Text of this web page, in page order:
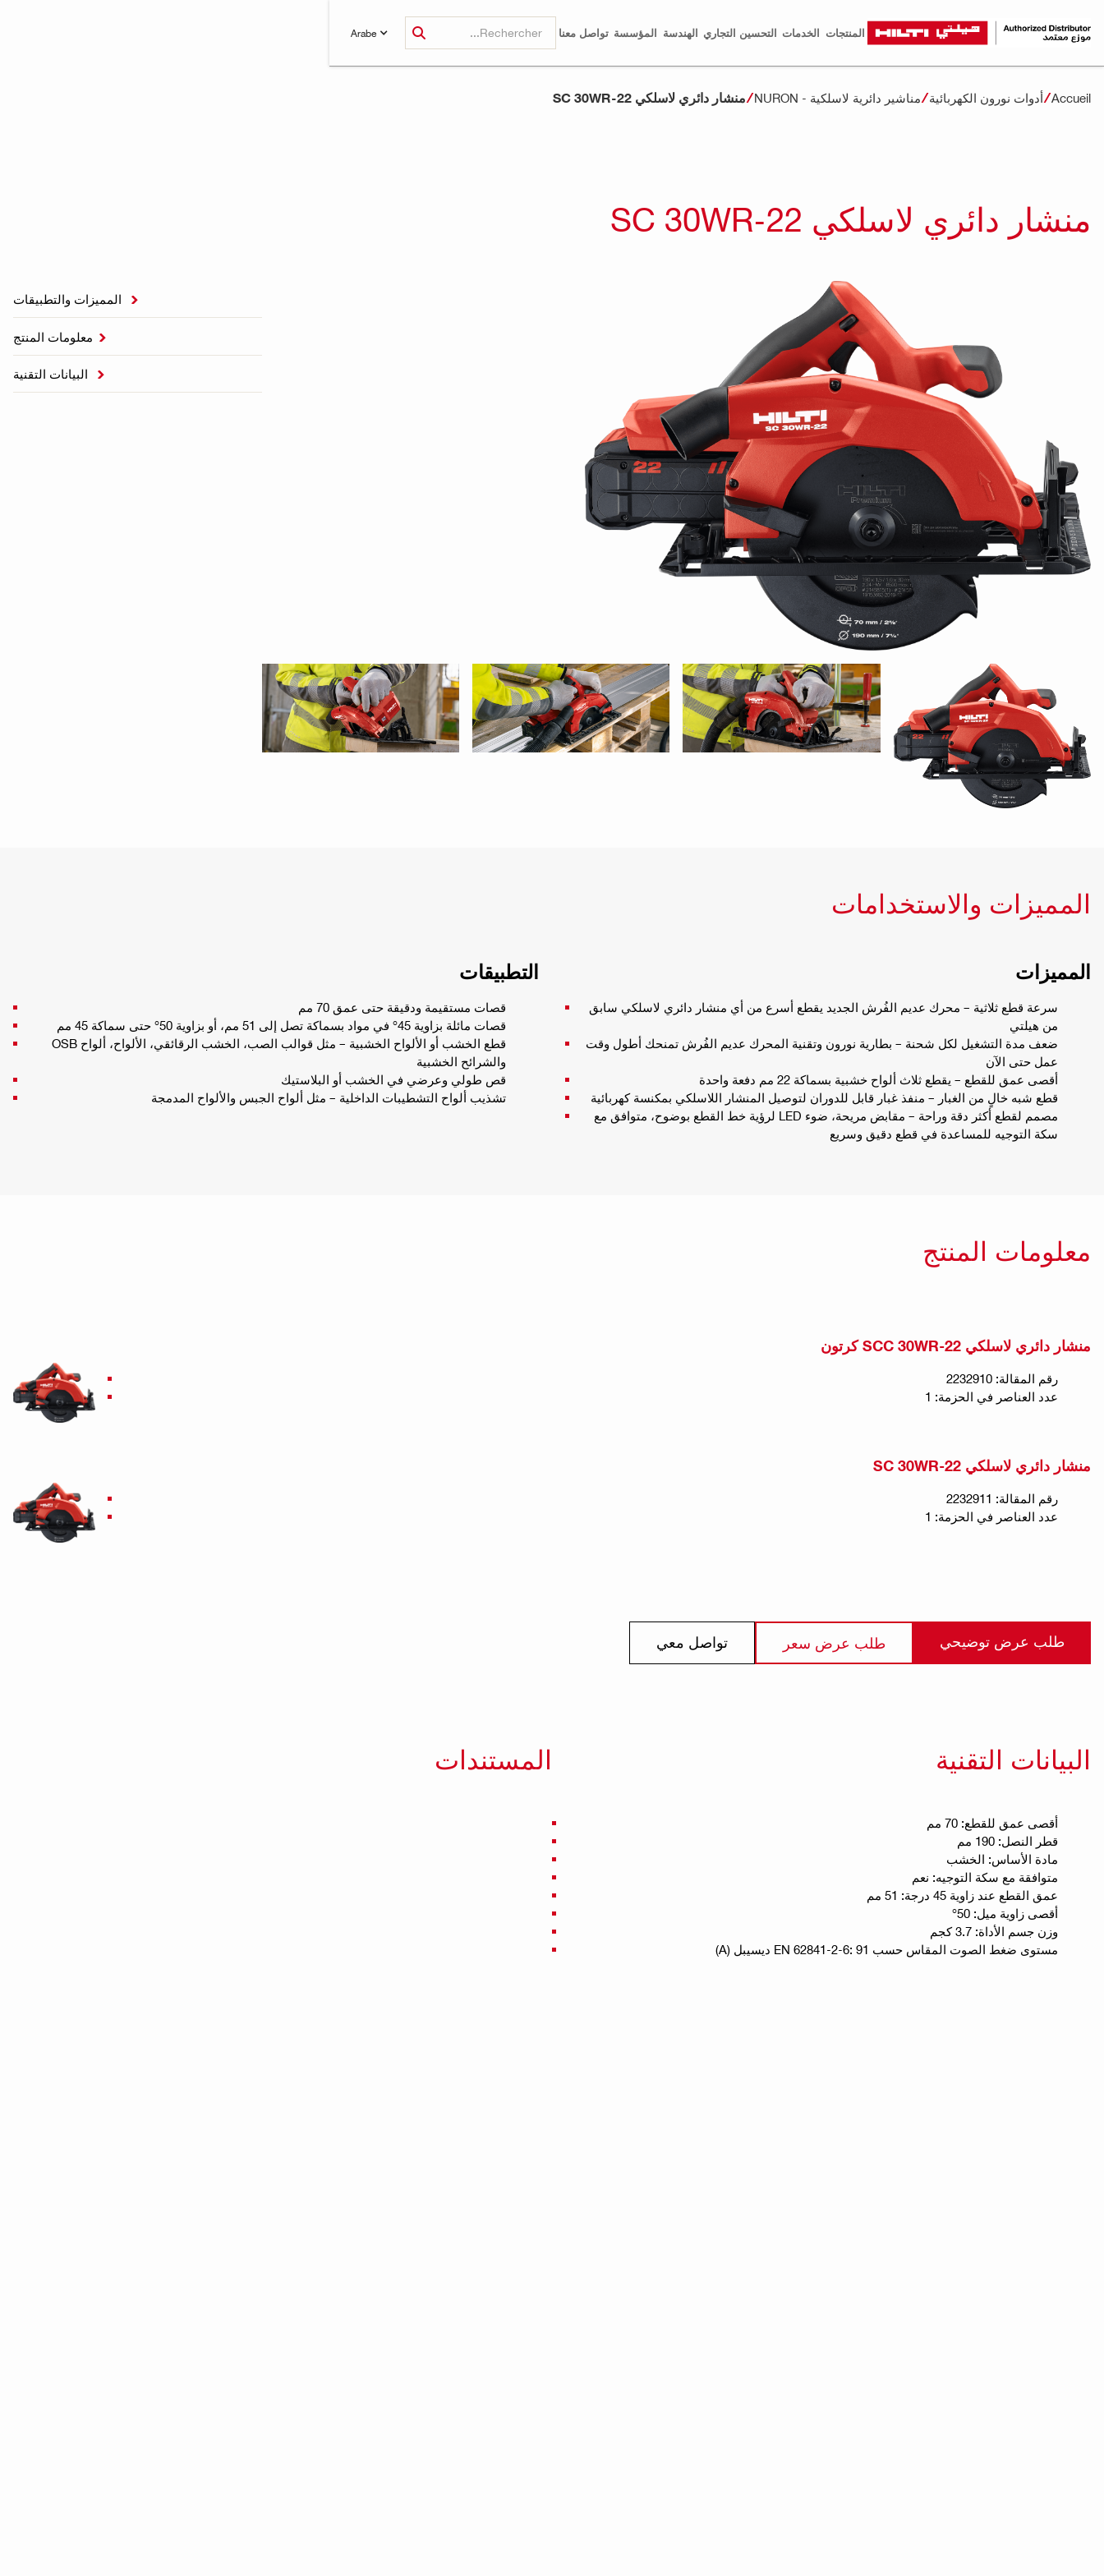
المنتجات الخدمات التحسين التجاري الهندسة المؤسسة تواصل معنا Arabe
Accueil أدوات نورون الكهربائية مناشير دائرية لاسلكية - NURON منشار دائري لاسلكي SC 30WR-22
منشار دائري لاسلكي SC 30WR-22

معلومات المنتج 

المميزات والاستخدامات
المميزات
سرعة قطع ثلاثية – محرك عديم الفُرش الجديد يقطع أسرع من أي منشار دائري لاسلكي سابق
من هيلتي
ضعف مدة التشغيل لكل شحنة – بطارية نورون وتقنية المحرك عديم الفُرش تمنحك أطول وقت
عمل حتى الآن
أقصى عمق للقطع – يقطع ثلاث ألواح خشبية بسماكة 22 مم دفعة واحدة
قطع شبه خالٍ من الغبار – منفذ غبار قابل للدوران لتوصيل المنشار اللاسلكي بمكنسة كهربائية
مصمم لقطع أكثر دقة وراحة – مقابض مريحة، ضوء LED لرؤية خط القطع بوضوح، متوافق مع
سكة التوجيه للمساعدة في قطع دقيق وسريع
التطبيقات
قصات مستقيمة ودقيقة حتى عمق 70 مم
قصات مائلة بزاوية 45° في مواد بسماكة تصل إلى 51 مم، أو بزاوية 50° حتى سماكة 45 مم
قطع الخشب أو الألواح الخشبية – مثل قوالب الصب، الخشب الرقائقي، الألواح، ألواح OSB
والشرائح الخشبية
قص طولي وعرضي في الخشب أو البلاستيك
تشذيب ألواح التشطيبات الداخلية – مثل ألواح الجبس والألواح المدمجة
معلومات المنتج
منشار دائري لاسلكي SCC 30WR-22 كرتون
رقم المقالة: 2232910
عدد العناصر في الحزمة: 1
منشار دائري لاسلكي SC 30WR-22
رقم المقالة: 2232911
عدد العناصر في الحزمة: 1
طلب عرض توضيحي طلب عرض سعر تواصل معي
البيانات التقنية
أقصى عمق للقطع: 70 مم
قطر النصل: 190 مم
مادة الأساس: الخشب
متوافقة مع سكة التوجيه: نعم
عمق القطع عند زاوية 45 درجة: 51 مم
أقصى زاوية ميل: 50°
وزن جسم الأداة: 3.7 كجم
مستوى ضغط الصوت المقاس حسب EN 62841-2-6: 91 ديسيبل (A)
المستندات